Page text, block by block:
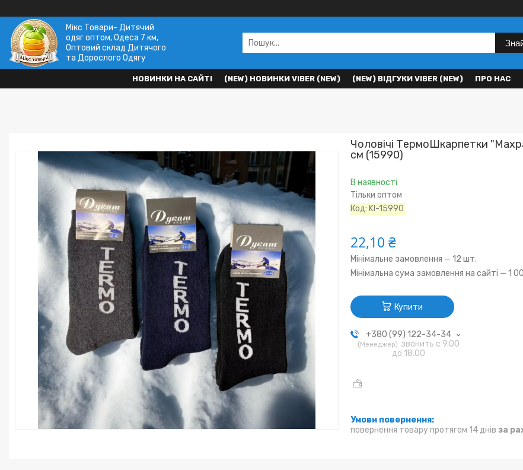
Мікс Товари- Дитячий
одяг оптом, Одеса 7 км,
Оптовий склад Дитячого
та Дорослого Одягу
НОВИНКИ НА САЙТІ (NEW) НОВИНКИ VIBER (NEW) (NEW) ВІДГУКИ VIBER (NEW) ПРО НАС
Чоловічі ТермоШкарпетки
см (15990)
В наявності
Тільки оптом
Код: KI-15990
22,10 ₴
Мінімальне замовлення — 12 шт.
Мінімальна сума замовлення на сайті — 1
Купити
+380 (99) 122-34-34
Менеджер
звонить с 9.00
до 18.00
повернення товару протягом 14 днів за